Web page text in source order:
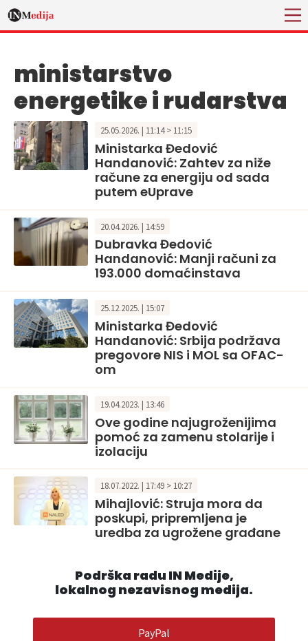
ministarstvo
energetike i rudarstva
25.05.2026. | 11:14 > 11:15
Ministarka Đedović
Handanović: Zahtev za niže
račune za energiju od sada
putem eUprave
20.04.2026. | 14:59
Dubravka Đedović
Handanović: Manji računi za
193.000 domaćinstava
25.12.2025. | 15:07
Ministarka Đedović
Handanović: Srbija podržava
pregovore NIS i MOL sa OFAC-
om
19.04.2023. | 13:46
Ove godine najugroženijima
pomoć za zamenu stolarije i
izolaciju
18.07.2022. | 17:49 > 10:27
Mihajlović: Struja mora da
poskupi, pripremljena je
uredba za ugrožene građane
Podrška radu IN Medije,
lokalnog nezavisnog medija.
PayPal